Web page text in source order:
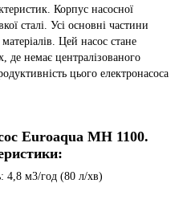
Корпус насосної
сталі. Усі основні частини
Цей насос стане
де немає централізованого
цього електронасоса
Euroaqua MH 1100.
4,8 м3/год (80 л/хв)